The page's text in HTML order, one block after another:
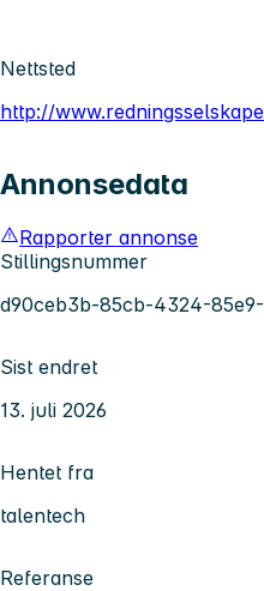
Nettsted
http://
Annonsedata
Rapporter annonse
Stillingsnummer
d90ceb3b-85cb-4324-
Sist endret
13. juli 2026
Hentet fra
talentech
Referanse